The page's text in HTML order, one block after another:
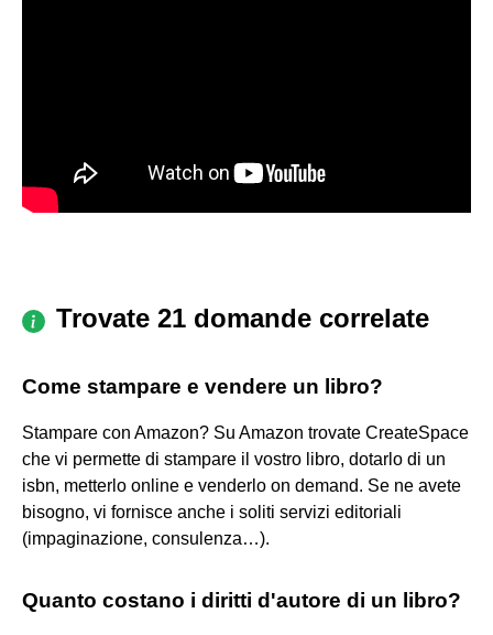
Trovate 21 domande correlate
Come stampare e vendere un libro?
Stampare con Amazon? Su Amazon trovate CreateSpace
che vi permette di stampare il vostro libro, dotarlo di un
isbn, metterlo online e venderlo on demand. Se ne avete
bisogno, vi fornisce anche i soliti servizi editoriali
(impaginazione, consulenza…).
Quanto costano i diritti d'autore di un libro?